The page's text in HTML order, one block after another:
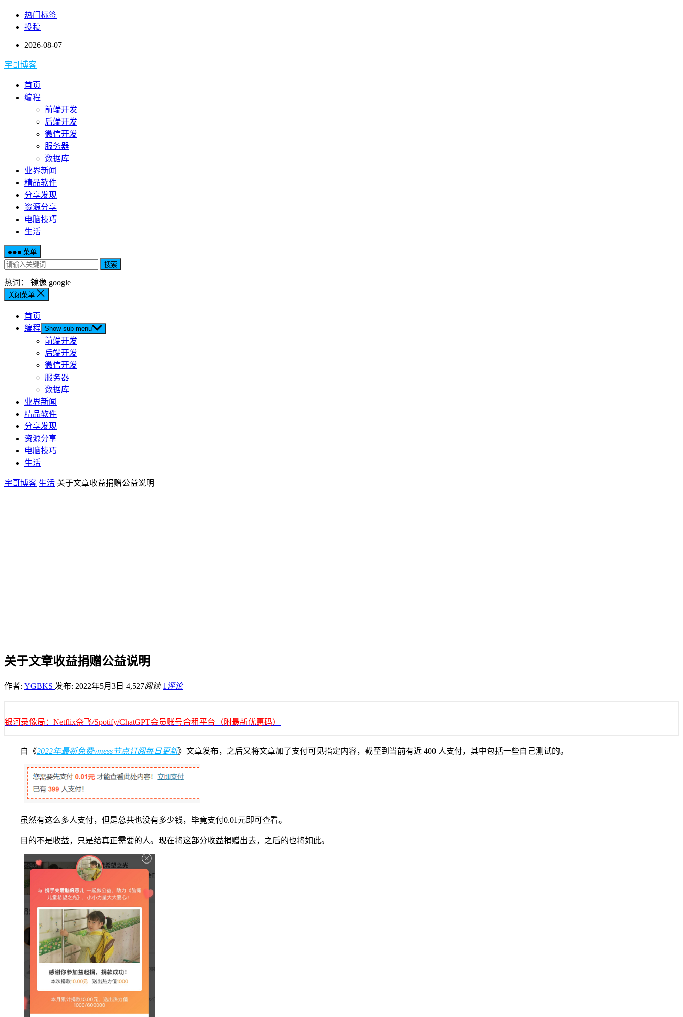
热门标签
投稿
2026-08-07
宇哥博客
首页
编程
前端开发
后端开发
微信开发
服务器
数据库
业界新闻
精品软件
分享发现
资源分享
电脑技巧
生活
菜单
搜索
热词： 镜像 google
关闭菜单
首页
编程 Show sub menu
前端开发
后端开发
微信开发
服务器
数据库
业界新闻
精品软件
分享发现
资源分享
电脑技巧
生活
宇哥博客 生活 关于文章收益捐赠公益说明
关于文章收益捐赠公益说明
作者: YGBKS 发布: 2022年5月3日 4,527阅读 1 评论
银河录像局：Netflix奈飞/Spotify/ChatGPT会员账号合租平台（附最新优惠码）
自《2022年最新免费vmess节点订阅每日更新》文章发布，之后又将文章加了支付可见指定内容，截至到当前有近 400 人支付，其中包括一些自己测试的。
虽然有这么多人支付，但是总共也没有多少钱，毕竟支付0.01元即可查看。
目的不是收益，只是给真正需要的人。现在将这部分收益捐赠出去，之后的也将如此。